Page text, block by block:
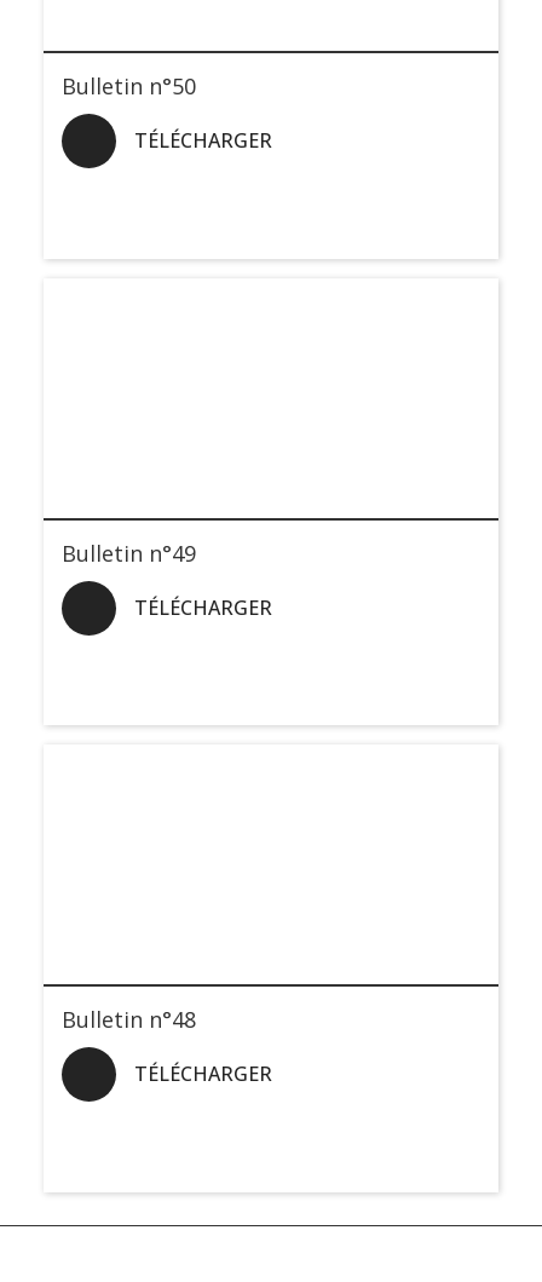
Bulletin n°50
TÉLÉCHARGER
Bulletin n°49
TÉLÉCHARGER
Bulletin n°48
TÉLÉCHARGER